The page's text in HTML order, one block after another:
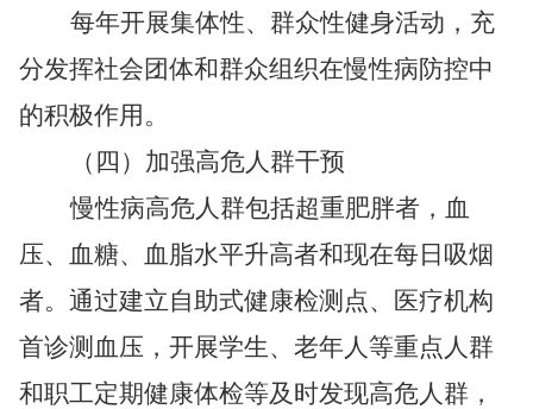
每年开展集体性、群众性健身活动，充
分发挥社会团体和群众组织在慢性病防控中
的积极作用。
（四）加强高危人群干预
慢性病高危人群包括超重肥胖者，血
压、血糖、血脂水平升高者和现在每日吸烟
者。通过建立自助式健康检测点、医疗机构
首诊测血压，开展学生、老年人等重点人群
和职工定期健康体检等及时发现高危人群，